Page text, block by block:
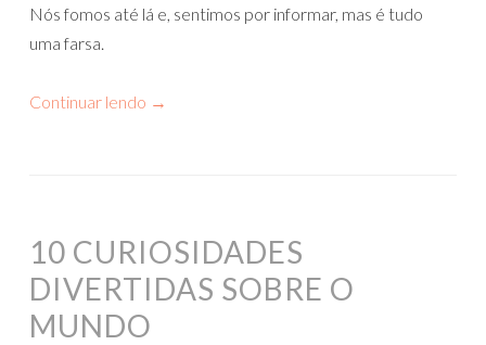
Nós fomos até lá e, sentimos por informar, mas é tudo
uma farsa.
Continuar lendo →
10 CURIOSIDADES
DIVERTIDAS SOBRE O
MUNDO